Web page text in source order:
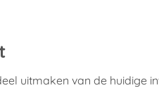
uitmaken van de huidige